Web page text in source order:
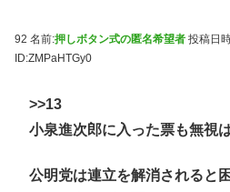
92 名前:押しボタン式の匿名希望者 投稿日
ID:ZMPaHTGy0
>>13
小泉進次郎に入った票も無視
公明党は連立を解消されると